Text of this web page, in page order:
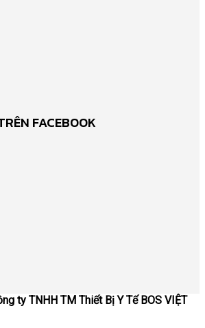
FACEBOOK
ty TNHH TM Thiết Bị Y Tế BOS VIỆT